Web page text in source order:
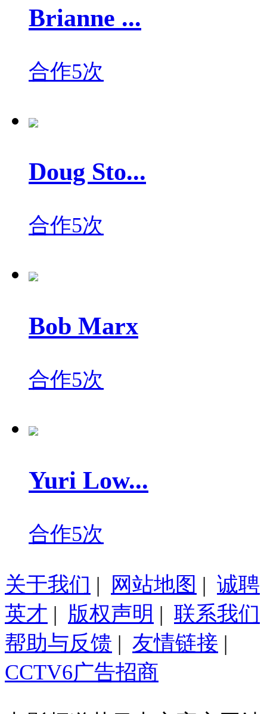
Brianne ...
合作5次
Doug Sto...
合作5次
Bob Marx
合作5次
Yuri Low...
合作5次
关于我们 | 网站地图 | 诚聘
英才 | 版权声明 | 联系我们
帮助与反馈 | 友情链接 |
CCTV6广告招商